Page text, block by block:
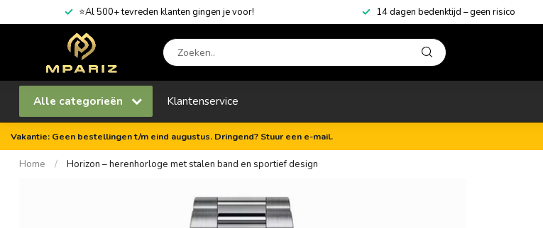
⭐Al 500+ tevreden klanten gingen je voor! 14 dagen bedenktijd – geen risico
Alle categorieën Klantenservice
Vakantie: Geen bestellingen t/m eind augustus. Dringend? Stuur een e-mail.
Home / Horizon – herenhorloge met stalen band en sportief design